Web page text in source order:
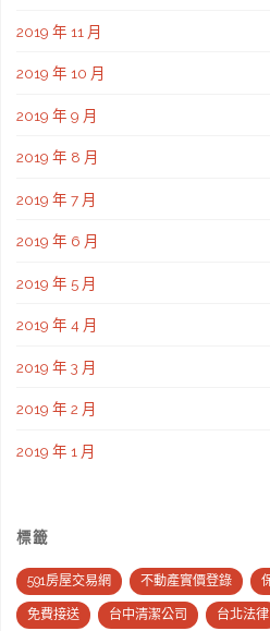
2019 年 11 月
2019 年 10 月
2019 年 9 月
2019 年 8 月
2019 年 7 月
2019 年 6 月
2019 年 5 月
2019 年 4 月
2019 年 3 月
2019 年 2 月
2019 年 1 月
標籤
591房屋交易網 不動產實價登錄
免費接送 台中清潔公司 台北法律